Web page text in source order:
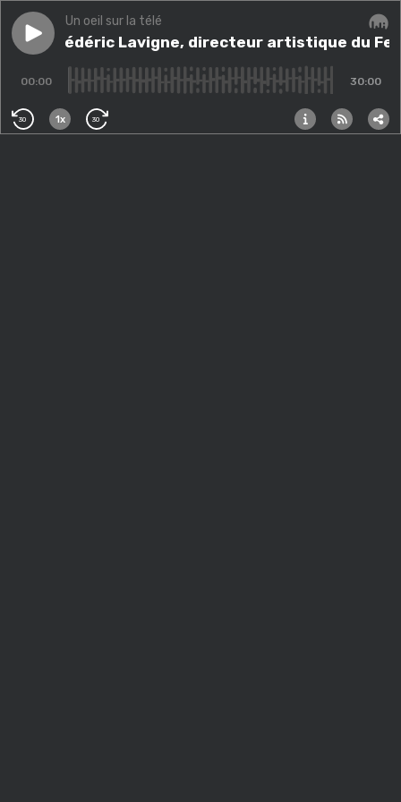
Play episodeAvec Frédéric Lavigne, directeur artistique du
Un oeil sur la télé
Avec Frédéric Lavigne, directeur artistique du
00:00 30:00
30 1x 30